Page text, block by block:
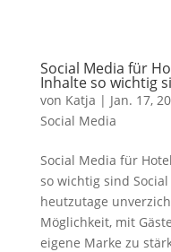
Social Media für
Inhalte so wichtig
von Katja | Jan. 17,
Social Media
Social Media für
so wichtig sind
heutzutage
Möglichkeit, mit
eigene Marke zu